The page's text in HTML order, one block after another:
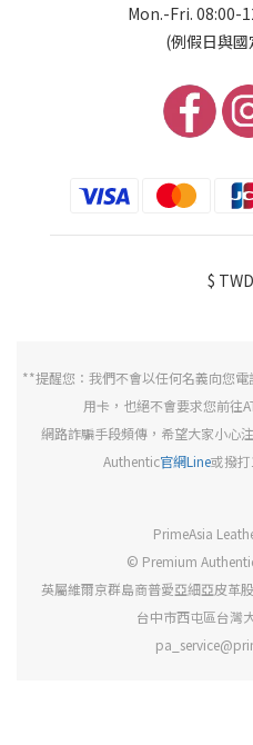
Mon.-Fri. 08:00-
(例假日與
$ TWD
**提醒您：我們不會以任何名義向您
用卡，也絕不會要求您前往
網路詐騙手段頻傳，希望大家小心
Authentic官網Line或撥
PrimeAsia
© Premium
英屬維爾京群島商普愛亞細亞皮革
台中市西屯區台灣